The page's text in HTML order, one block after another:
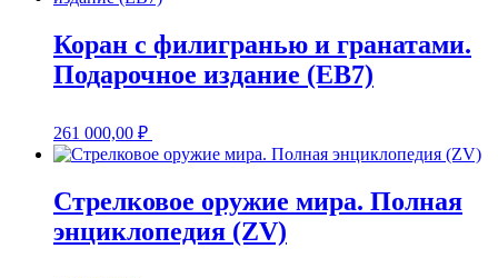
Коран с филигранью и гранатами.
Подарочное издание (EB7)
261 000,00 ₽
Стрелковое оружие мира. Полная
энциклопедия (ZV)